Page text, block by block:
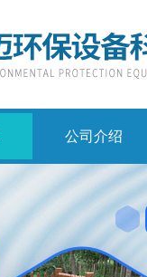
公司介绍